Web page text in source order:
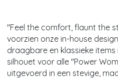
''Feel the comfort, flaunt the
voorzien onze in-house
draagbare en klassieke
silhouet voor alle ''Power
uitgevoerd in een stevige,